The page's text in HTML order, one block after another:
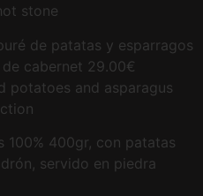
stone
de patatas y esparragos
cabernet 29.00€
potatoes and asparagus
100% 400gr, con patatas
servido en piedra